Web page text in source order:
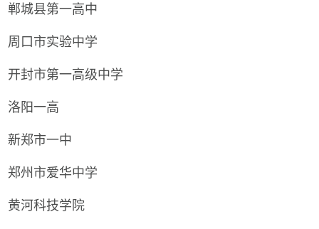
郸城县第一高中
周口市实验中学
开封市第一高级中学
洛阳一高
新郑市一中
郑州市爱华中学
黄河科技学院